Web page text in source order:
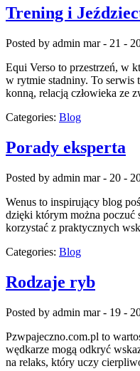
Trening i
Posted by admin mar - 21 -
Equi Verso to przestrzeń, w
w rytmie stadniny. To serwis
konną, relacją człowieka ze
Categories: Blog
Porady eksperta
Posted by admin mar - 20 -
Wenus to inspirujący blog
dzięki którym można poczuć
korzystać z praktycznych
Categories: Blog
Rodzaje ryb
Posted by admin mar - 19 -
Pzwpajeczno.com.pl to
wędkarze mogą odkryć
na relaks, który uczy